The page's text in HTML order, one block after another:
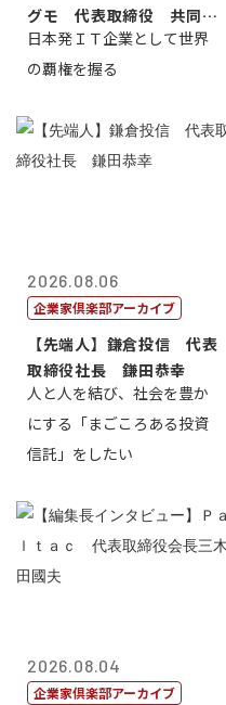
グモ 代表取締役 共同最
高経営責任者...
日本発ＩＴ企業として世界
の覇権を握る
2026.08.06
企業家倶楽部アーカイブ
【先端人】鎌倉投信 代表
取締役社長 鎌田恭幸
人と人を結び、社会を豊か
にする「まごころある投資
信託」をしたい
2026.08.04
企業家倶楽部アーカイブ